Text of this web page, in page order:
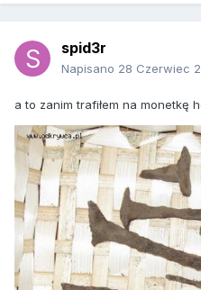
spid3r
Napisano 28 Czerwiec
a to zanim trafiłem na monetkę